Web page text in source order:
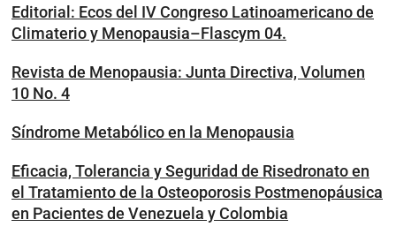
Editorial: Ecos del IV Congreso Latinoamericano de
Climaterio y Menopausia–Flascym 04.
Revista de Menopausia: Junta Directiva, Volumen
10 No. 4
Síndrome Metabólico en la Menopausia
Eficacia, Tolerancia y Seguridad de Risedronato en
el Tratamiento de la Osteoporosis Postmenopáusica
en Pacientes de Venezuela y Colombia